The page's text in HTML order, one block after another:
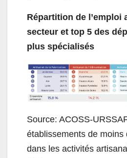
Répartition de l’emploi
secteur et top 5 des
plus spécialisés
Source: ACOSS-
établissements de moins
dans les activités